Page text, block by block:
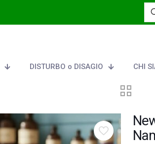
DISTURBO o DISAGIO CHI